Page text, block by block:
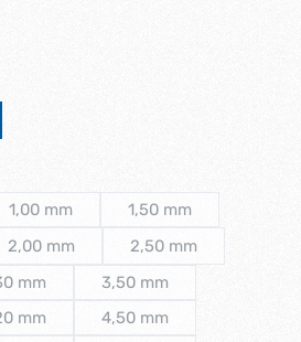
1,00 mm
(Diese Option ist zurzeit nicht
1,50 mm
2,00 mm
(Diese Option ist zurzeit nicht
2,50 mm
nicht verfügbar.)
mm
(Diese Option ist zurzeit nicht verfügbar.)
3,50 mm
nicht verfügbar.)
mm
(Diese Option ist zurzeit nicht verfügbar.)
4,50 mm